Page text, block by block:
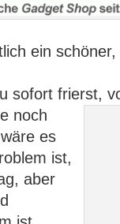
ein
sofort frierst,
noch
es
ist,
aber